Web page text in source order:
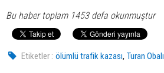
Bu haber toplam 1453 defa okunmuştur
Etiketler : ölümlü trafik kazası,Turan Obalı